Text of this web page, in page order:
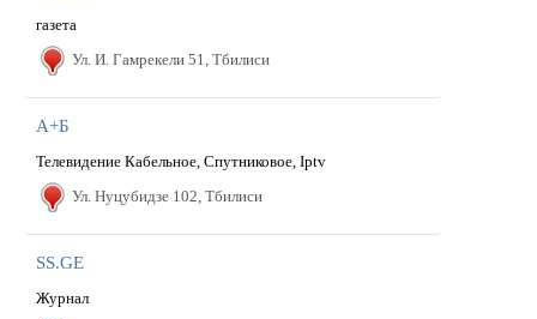
газета
Ул. И. Гамрекели 51, Тбилиси
A+Б
Телевидение Кабельное, Спутниковое, Iptv
Ул. Hуцубидзе 102, Тбилиси
SS.GE
Журнал